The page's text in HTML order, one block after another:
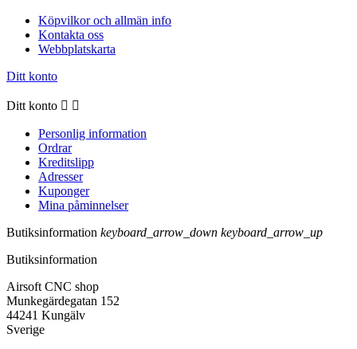
Köpvilkor och allmän info
Kontakta oss
Webbplatskarta
Ditt konto
Ditt konto  
Personlig information
Ordrar
Kreditslipp
Adresser
Kuponger
Mina påminnelser
Butiksinformation keyboard_arrow_down keyboard_arrow_up
Butiksinformation
Airsoft CNC shop
Munkegärdegatan 152
44241 Kungälv
Sverige